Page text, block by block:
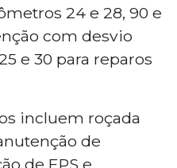
24 e 28, 90 e
com desvio
e 30 para reparos
incluem roçada
de
de EPS e